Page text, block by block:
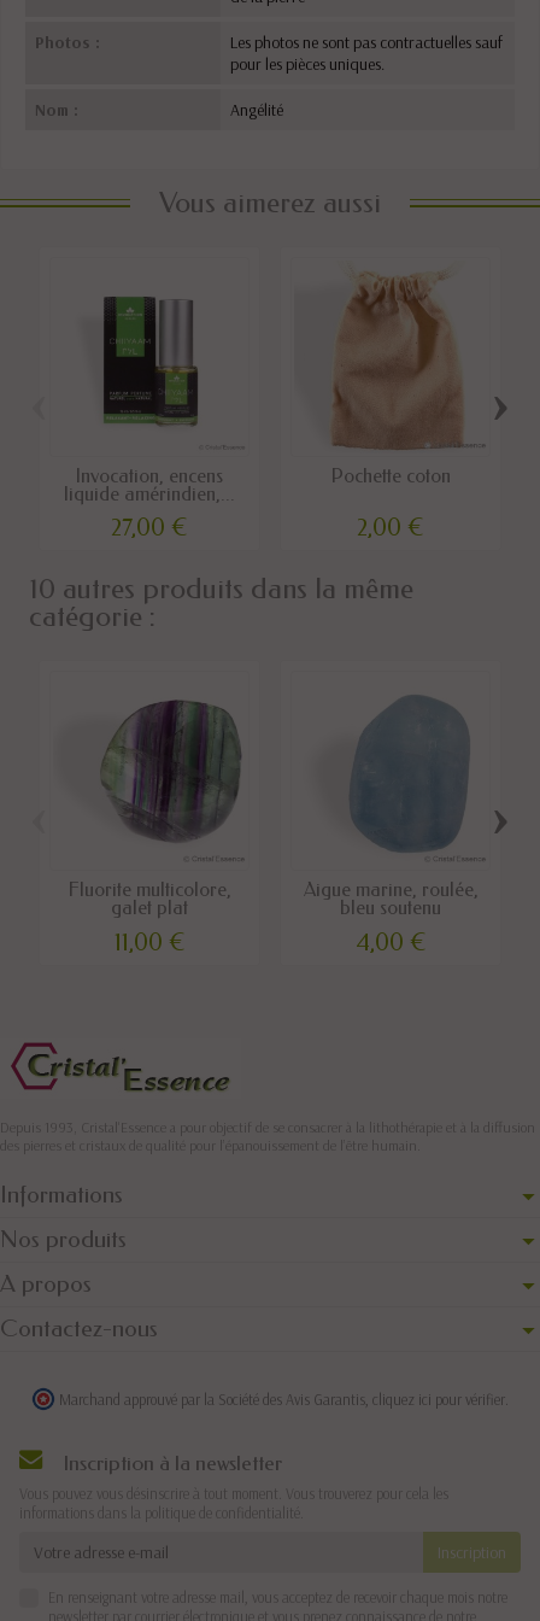
Photos :
Les photos ne sont pas contractuelles sauf
pour les pièces uniques.
Nom : Angélité
Vous aimerez aussi
Invocation, encens
liquide amérindien,...
27,00 €
Pochette coton
2,00 €
›
10 autres produits dans la même
catégorie :
Fluorite multicolore,
galet plat
11,00 €
Aigue marine, roulée,
bleu soutenu
4,00 €
›
Depuis 1993, Cristal'Essence a pour objectif de se consacrer à la lithothérapie et à la diffusion
des pierres et cristaux de qualité pour l’épanouissement de l’être humain.
Informations
Nos produits
A propos
Contactez-nous
Marchand approuvé par la Société des Avis Garantis, cliquez ici pour vérifier
Inscription à la newsletter
Vous pouvez vous désinscrire à tout moment. Vous trouverez pour cela les
informations dans la politique de confidentialité.
En renseignant votre adresse mail, vous acceptez de recevoir chaque mois notre
newsletter par courrier électronique et vous prenez connaissance de notre